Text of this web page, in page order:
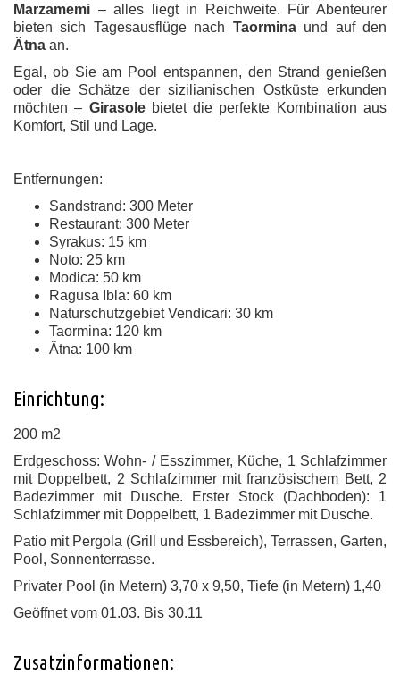
Marzamemi – alles liegt in Reichweite. Für Abenteurer
bieten sich Tagesausflüge nach Taorminaund auf den
Ätna an.
Egal, ob Sie am Pool entspannen, den Strand genießen
oder die Schätze der sizilianischen Ostküste erkunden
möchten – Girasolebietet die perfekte Kombination aus
Komfort, Stil und Lage.
Entfernungen:
Sandstrand: 300 Meter
Restaurant: 300 Meter
Syrakus: 15 km
Noto: 25 km
Modica: 50 km
Ragusa Ibla: 60 km
Naturschutzgebiet Vendicari: 30 km
Taormina: 120 km
Ätna: 100 km
Einrichtung:
200 m2
Erdgeschoss: Wohn- / Esszimmer, Küche, 1 Schlafzimmer
mit Doppelbett, 2 Schlafzimmer mit französischem Bett, 2
Badezimmer mit Dusche. Erster Stock (Dachboden): 1
Schlafzimmer mit Doppelbett, 1 Badezimmer mit Dusche.
Patio mit Pergola (Grill und Essbereich), Terrassen, Garten,
Pool, Sonnenterrasse.
Privater Pool (in Metern) 3,70 x 9,50, Tiefe (in Metern) 1,40
Geöffnet vom 01.03. Bis 30.11
Zusatzinformationen: